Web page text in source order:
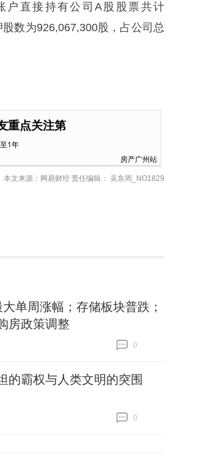
户直接持有公司A股股票共计
数为926,067,300股，占公司总
重点关注第
1年
房产广州站
本文来源：网易财经 责任编辑： 吴东周_NO1829
单周涨幅；存储板块普跌；
房政策调整
0
的霸权与人类文明的突围
0